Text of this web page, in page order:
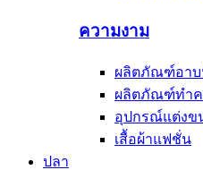
ความงาม
ผลิตภัณฑ์อาบ
ผลิตภัณฑ์ทำค
อุปกรณ์แต่งข
เสื้อผ้าแฟชั่น
ปลา